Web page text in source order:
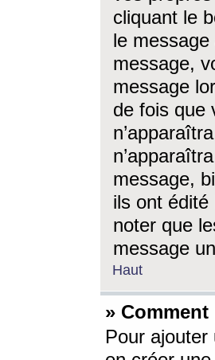
cliquant le
le message
message,
message
de fois que
message,
ils ont édité
noter que
message
Haut
»
Pour ajouter